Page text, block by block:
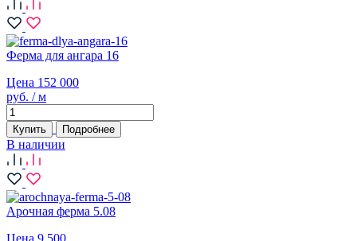
Ферма для ангара 16
Цена 152 000
руб. / м
Купить Подробнее
В наличии
Арочная ферма 5.08